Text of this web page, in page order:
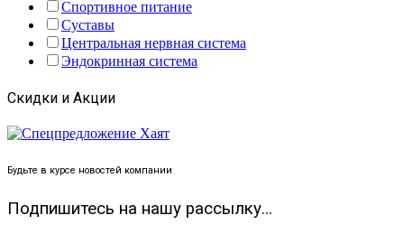
Спортивное питание
Суставы
Центральная нервная система
Эндокринная система
Скидки и Акции
Будьте в курсе новостей компании
Подпишитесь на нашу рассылку...